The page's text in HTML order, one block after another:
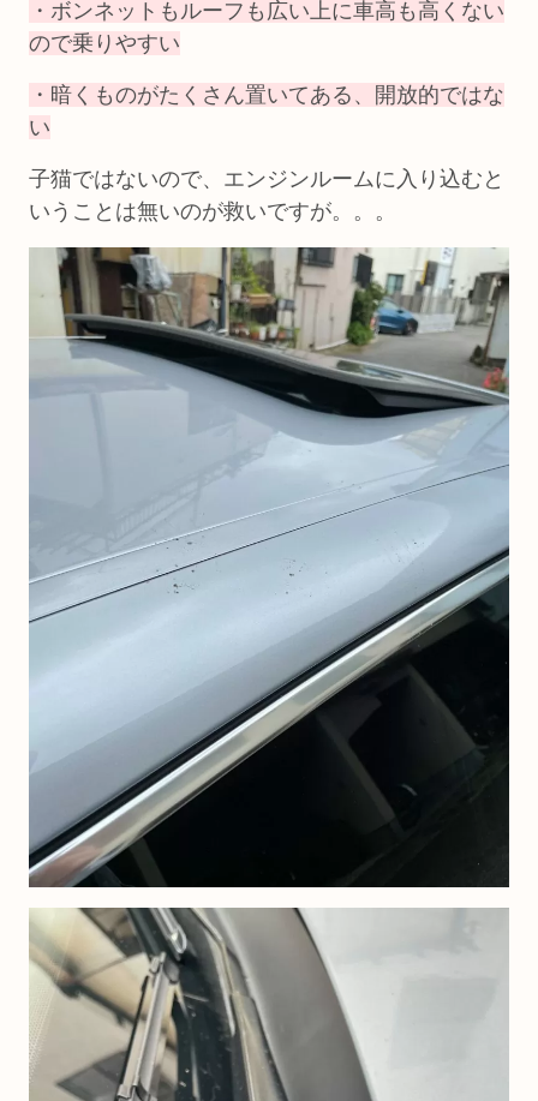
・ボンネットもルーフも広い上に車高も高くない
ので乗りやすい
・暗くものがたくさん置いてある、開放的ではな
い
子猫ではないので、エンジンルームに入り込むと
いうことは無いのが救いですが。。。